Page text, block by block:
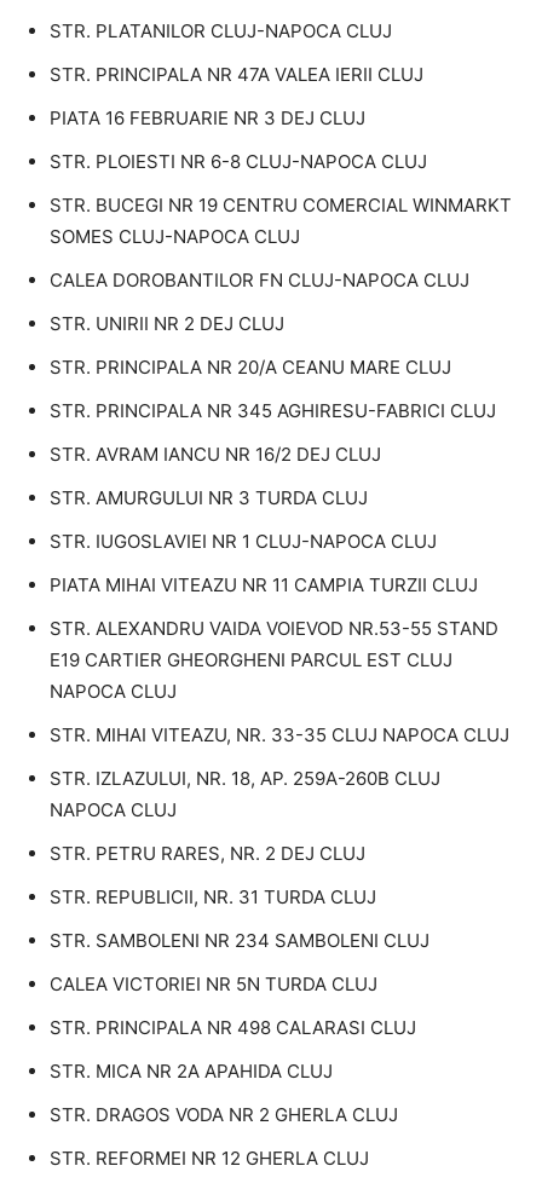
STR. PLATANILOR CLUJ-NAPOCA CLUJ
STR. PRINCIPALA NR 47A VALEA IERII CLUJ
PIATA 16 FEBRUARIE NR 3 DEJ CLUJ
STR. PLOIESTI NR 6-8 CLUJ-NAPOCA CLUJ
STR. BUCEGI NR 19 CENTRU COMERCIAL WINMARKT
SOMES CLUJ-NAPOCA CLUJ
CALEA DOROBANTILOR FN CLUJ-NAPOCA CLUJ
STR. UNIRII NR 2 DEJ CLUJ
STR. PRINCIPALA NR 20/A CEANU MARE CLUJ
STR. PRINCIPALA NR 345 AGHIRESU-FABRICI CLUJ
STR. AVRAM IANCU NR 16/2 DEJ CLUJ
STR. AMURGULUI NR 3 TURDA CLUJ
STR. IUGOSLAVIEI NR 1 CLUJ-NAPOCA CLUJ
PIATA MIHAI VITEAZU NR 11 CAMPIA TURZII CLUJ
STR. ALEXANDRU VAIDA VOIEVOD NR.53-55 STAND
E19 CARTIER GHEORGHENI PARCUL EST CLUJ
NAPOCA CLUJ
STR. MIHAI VITEAZU, NR. 33-35 CLUJ NAPOCA CLUJ
STR. IZLAZULUI, NR. 18, AP. 259A-260B CLUJ
NAPOCA CLUJ
STR. PETRU RARES, NR. 2 DEJ CLUJ
STR. REPUBLICII, NR. 31 TURDA CLUJ
STR. SAMBOLENI NR 234 SAMBOLENI CLUJ
CALEA VICTORIEI NR 5N TURDA CLUJ
STR. PRINCIPALA NR 498 CALARASI CLUJ
STR. MICA NR 2A APAHIDA CLUJ
STR. DRAGOS VODA NR 2 GHERLA CLUJ
STR. REFORMEI NR 12 GHERLA CLUJ